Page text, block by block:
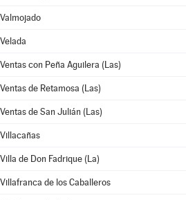
Valmojado
Velada
Ventas con Peña Aguilera (Las)
Ventas de Retamosa (Las)
Ventas de San Julián (Las)
Villacañas
Villa de Don Fadrique (La)
Villafranca de los Caballeros